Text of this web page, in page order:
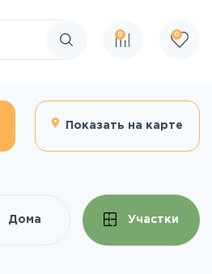
Поиск по сайту
0 0
Показать на карте
Дома Участки